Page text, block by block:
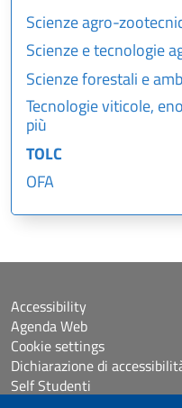
Scienze agro-
Scienze e tecnologie
Scienze forestali e
Tecnologie viticole,
più
TOLC
OFA
Accessibility
Agenda Web
Cookie settings
Dichiarazione di
Self Studenti